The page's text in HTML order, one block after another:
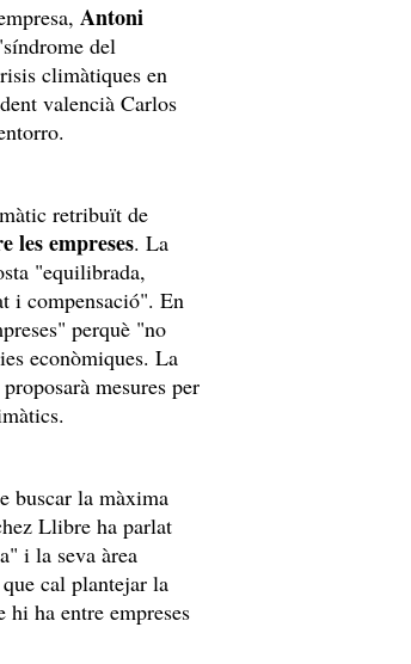
Antoni
del
climàtiques en
valencià Carlos
retribuït de
les empreses. La
"equilibrada,
i compensació". En
perquè "no
econòmiques. La
mesures per
buscar la màxima
Llibre ha parlat
i la seva àrea
cal plantejar la
ha entre empreses